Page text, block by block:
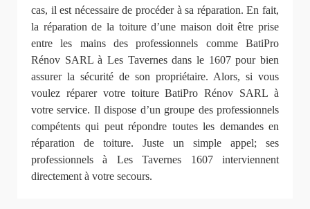
cas, il est nécessaire de procéder à sa réparation. En fait,
la réparation de la toiture d’une maison doit être prise
entre les mains des professionnels comme BatiPro
Rénov SARL à Les Tavernes dans le 1607 pour bien
assurer la sécurité de son propriétaire. Alors, si vous
voulez réparer votre toiture BatiPro Rénov SARL à
votre service. Il dispose d’un groupe des professionnels
compétents qui peut répondre toutes les demandes en
réparation de toiture. Juste un simple appel; ses
professionnels à Les Tavernes 1607 interviennent
directement à votre secours.